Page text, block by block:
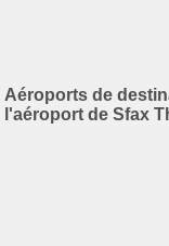
Aéroports de
l'aéroport de Sfax